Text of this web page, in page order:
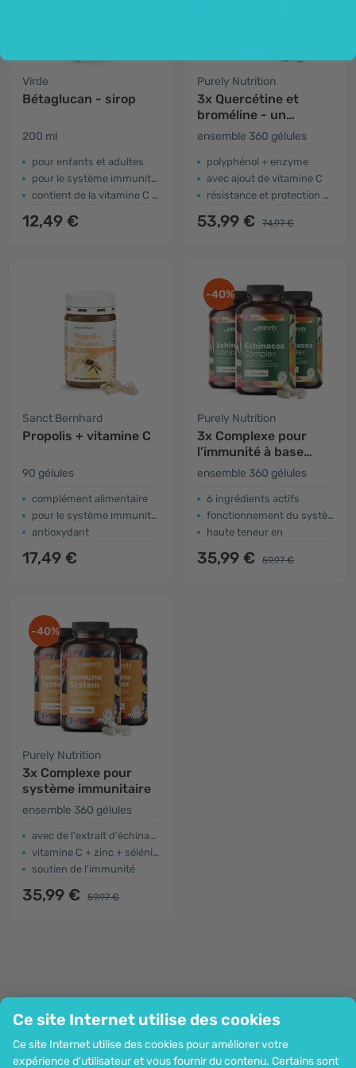
Ce site Internet utilise des cookies
Ce site Internet utilise des cookies pour améliorer votre
expérience d'utilisateur et vous fournir du contenu. Certains sont
Virde
Bétaglucan - sirop
200 ml
pour enfants et adultes
pour le système immunitaire
contient de la vitamine C et du bêta-glucan
12,49 €
Purely Nutrition
3x Quercétine et
broméline - un
complexe pour le
système immunitaire
ensemble 360 gélules
polyphénol + enzyme
avec ajout de vitamine C
résistance et protection antioxydante
53,99 € 74,97 €
Sanct Bernhard
Propolis + vitamine C
90 gélules
complément alimentaire
pour le système immunitaire
antioxydant
17,49 €
-40%
Purely Nutrition
3x Complexe pour
l’immunité à base
d’échinacée
ensemble 360 gélules
6 ingrédients actifs
fonctionnement du système immunitaire
haute teneur en
35,99 € 59,97 €
-40%
Purely Nutrition
3x Complexe pour
système immunitaire
ensemble 360 gélules
avec de l'extrait d'échinacée
vitamine C + zinc + sélénium
soutien de l'immunité
35,99 € 59,97 €
Information